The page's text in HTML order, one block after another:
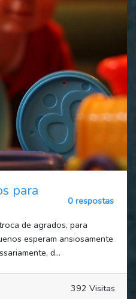
para
0 respostas
de agrados, para
esperam ansiosamente
d...
392 Visitas